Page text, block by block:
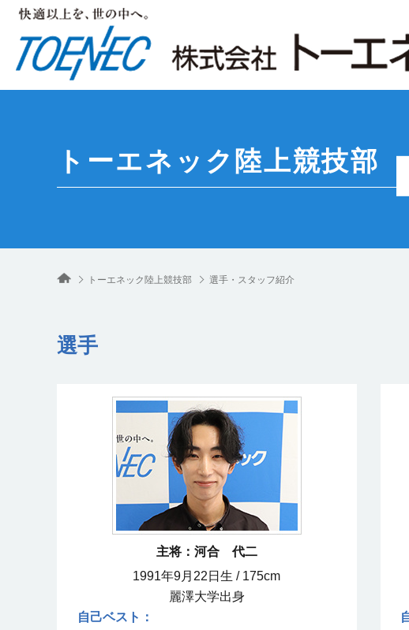
トーエネック 陸上競技部
トーエネック陸上競技部 選手・スタッフ紹介
選手
主将：河合 代二
1991年9月22日生 / 175cm
麗澤大学出身